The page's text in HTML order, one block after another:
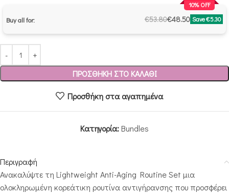
10% OFF
Buy all for: €53.80€48.50 Save€5.30
ΠΡΟΣΘΉΚΗ ΣΤΟ ΚΑΛΆΘΙ
Προσθήκη στα αγαπημένα
Κατηγορία:Bundles
Περιγραφή
Ανακαλύψτε τη Lightweight Anti-Aging Routine Set μια
ολοκληρωμένη κορεάτικη ρουτίνα αντιγήρανσης που προσφέρει